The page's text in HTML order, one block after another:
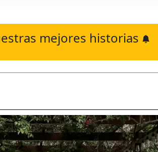
mejores historias